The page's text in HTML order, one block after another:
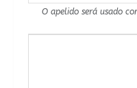
O apelido será usado